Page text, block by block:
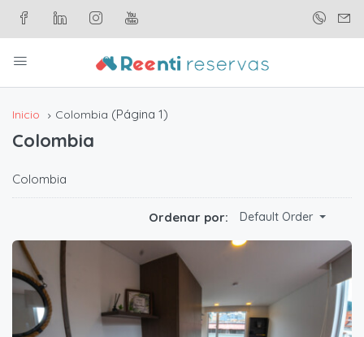
Inicio Colombia (Página 1)
Colombia
Colombia
Ordenar por: Default Order